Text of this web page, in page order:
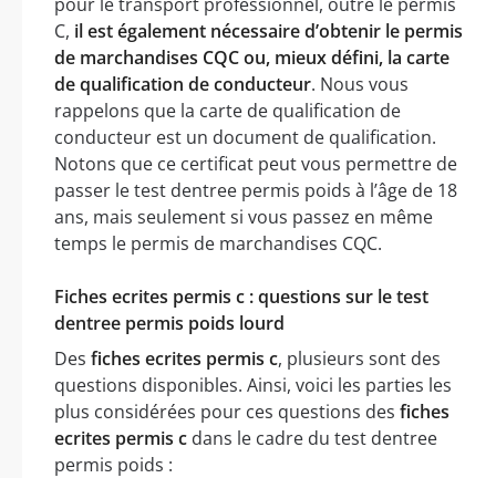
C, il est également nécessaire d’obtenir le permis
de marchandises CQC ou, mieux défini, la carte
de qualification de conducteur. Nous vous
rappelons que la carte de qualification de
conducteur est un document de qualification.
Notons que ce certificat peut vous permettre de
passer le test dentree permis poids à l’âge de 18
ans, mais seulement si vous passez en même
temps le permis de marchandises CQC.
Fiches ecrites permis c : questions sur le test
dentree permis poids lourd
Des fiches ecrites permis c, plusieurs sont des
questions disponibles. Ainsi, voici les parties les
plus considérées pour ces questions des fiches
ecrites permis c dans le cadre du test dentree
permis poids :